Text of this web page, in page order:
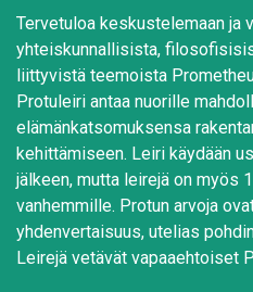
Tervetuloa keskustelemaan ja
yhteiskunnallisista,
liittyvistä teemoista
Protuleiri antaa nuorille
elämänkatsomuksensa
kehittämiseen. Leiri käydään
jälkeen, mutta leirejä on myös
vanhemmille. Protun arvoja
yhdenvertaisuus, utelias
Leirejä vetävät vapaaehtoiset